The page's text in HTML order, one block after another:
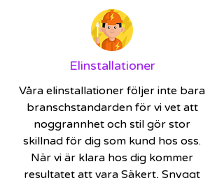
Elinstallationer
Våra elinstallationer följer inte bara
branschstandarden för vi vet att
noggrannhet och stil gör stor
skillnad för dig som kund hos oss.
När vi är klara hos dig kommer
resultatet att vara Säkert, Snyggt